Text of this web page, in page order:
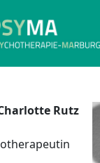
Rutz